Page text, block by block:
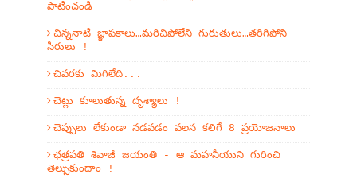
పాటించండి
చిన్ననాటి జ్ఞాపకాలు…మరిచిపోలేని గురుతులు…తరిగిపోని
సిరులు !
చివరకు మిగిలేది...
చెట్లు కూలుతున్న దృశ్యాలు !
చెప్పులు లేకుండా నడవడం వలన కలిగే 8 ప్రయోజనాలు
ఛత్రపతి శివాజీ జయంతి - ఆ మహనీయుని గురించి
తెల్సుకుందాం !